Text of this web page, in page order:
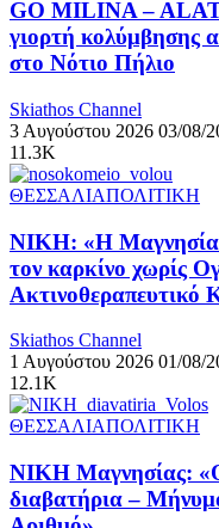
GO MILINA –
γιορτή κολύμβησης
στο Νότιο Πήλιο
Skiathos Channel
3 Αυγούστου 2026 03/08/
11.3K
ΘΕΣΣΑΛΙΑΠΟΛΙΤΙΚΗ
ΝΙΚΗ: «Η Μαγνησία
τον καρκίνο χωρίς
Ακτινοθεραπευτικό
Skiathos Channel
1 Αυγούστου 2026 01/08/
12.1K
ΘΕΣΣΑΛΙΑΠΟΛΙΤΙΚΗ
ΝΙΚΗ Μαγνησίας:
διαβατήρια –